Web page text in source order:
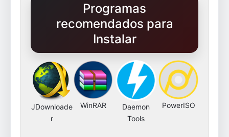
Programas
recomendados para
Instalar
JDownloade
r
WinRAR
Daemon
Tools
PowerISO